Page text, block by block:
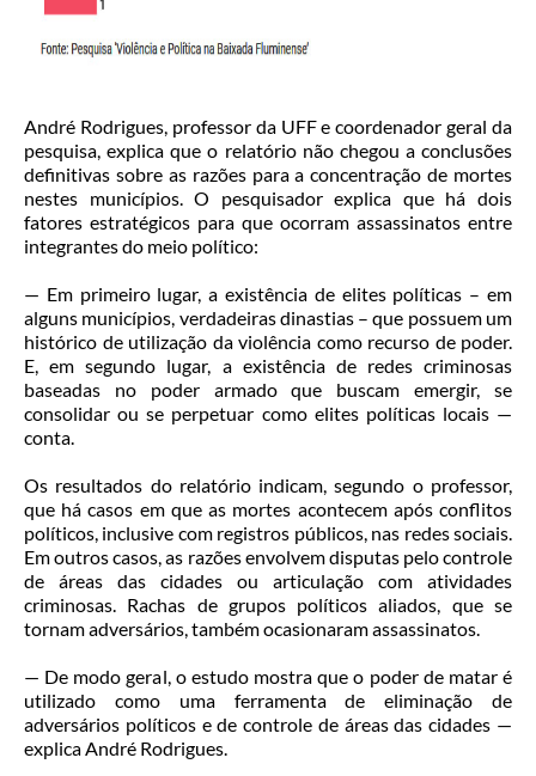
André Rodrigues, professor da UFF e coordenador geral da
pesquisa, explica que o relatório não chegou a conclusões
definitivas sobre as razões para a concentração de mortes
nestes municípios. O pesquisador explica que há dois
fatores estratégicos para que ocorram assassinatos entre
integrantes do meio político:
— Em primeiro lugar, a existência de elites políticas – em
alguns municípios, verdadeiras dinastias – que possuem um
histórico de utilização da violência como recurso de poder.
E, em segundo lugar, a existência de redes criminosas
baseadas no poder armado que buscam emergir, se
consolidar ou se perpetuar como elites políticas locais —
conta.
Os resultados do relatório indicam, segundo o professor,
que há casos em que as mortes acontecem após conflitos
políticos, inclusive com registros públicos, nas redes sociais.
Em outros casos, as razões envolvem disputas pelo controle
de áreas das cidades ou articulação com atividades
criminosas. Rachas de grupos políticos aliados, que se
tornam adversários, também ocasionaram assassinatos.
— De modo geral, o estudo mostra que o poder de matar é
utilizado como uma ferramenta de eliminação de
adversários políticos e de controle de áreas das cidades —
explica André Rodrigues.